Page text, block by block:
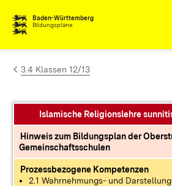
Zum Inhalt springen
Baden-Württemberg
Bildungspläne
3.4 Klassen 12/13
Islamische Religionslehre
Hinweis zum Bildungsplan der
Gemeinschaftsschulen
Prozessbezogene Kompetenzen
2.1 Wahrnehmungs- und